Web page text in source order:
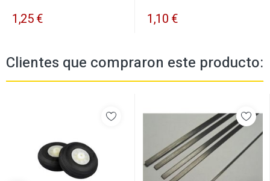
1,25 € 1,10 €
Clientes que compraron este producto: